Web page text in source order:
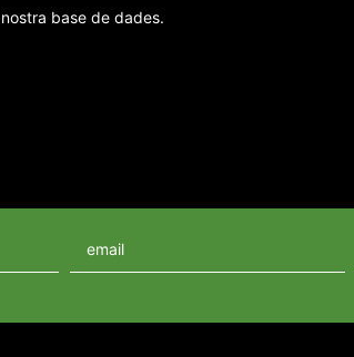
base de dades.